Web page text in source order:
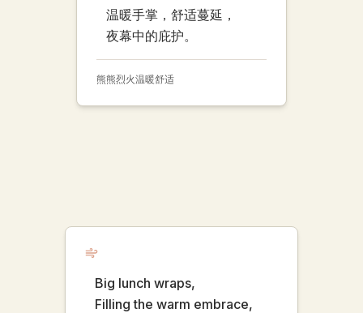
温暖手掌，舒适蔓延，
夜幕中的庇护。
熊熊烈火温暖舒适
Big lunch wraps,
Filling the warm embrace,